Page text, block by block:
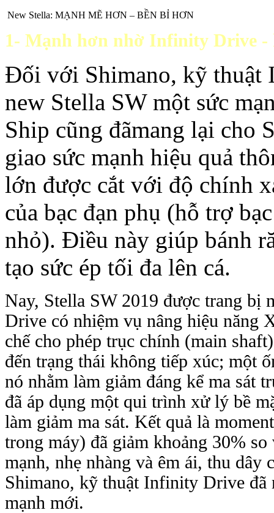
New Stella: MẠNH MẼ HƠN – BỀN BỈ HƠN
1- Mạnh hơn nhờ Infinity Drive -
Đối với Shimano, kỹ thuật
new Stella SW một sức
Ship cũng đãmang lại cho
giao sức mạnh hiệu quả
lớn được cắt với độ chính
của bạc đạn phụ (hỗ trợ
nhỏ). Điều này giúp bánh
tạo sức ép tối đa lên cá.
Nay, Stella SW 2019 được trang bị
Drive có nhiệm vụ nâng hiệu năng
chế cho phép trục chính (main
đến trạng thái không tiếp xúc; một
nó nhằm làm giảm đáng kể ma sát
đã áp dụng một qui trình xử lý bề
làm giảm ma sát. Kết quả là
trong máy) đã giảm khoảng 30%
mạnh, nhẹ nhàng và êm ái, thu dây
Shimano, kỹ thuật Infinity Drive đã
mạnh mới.